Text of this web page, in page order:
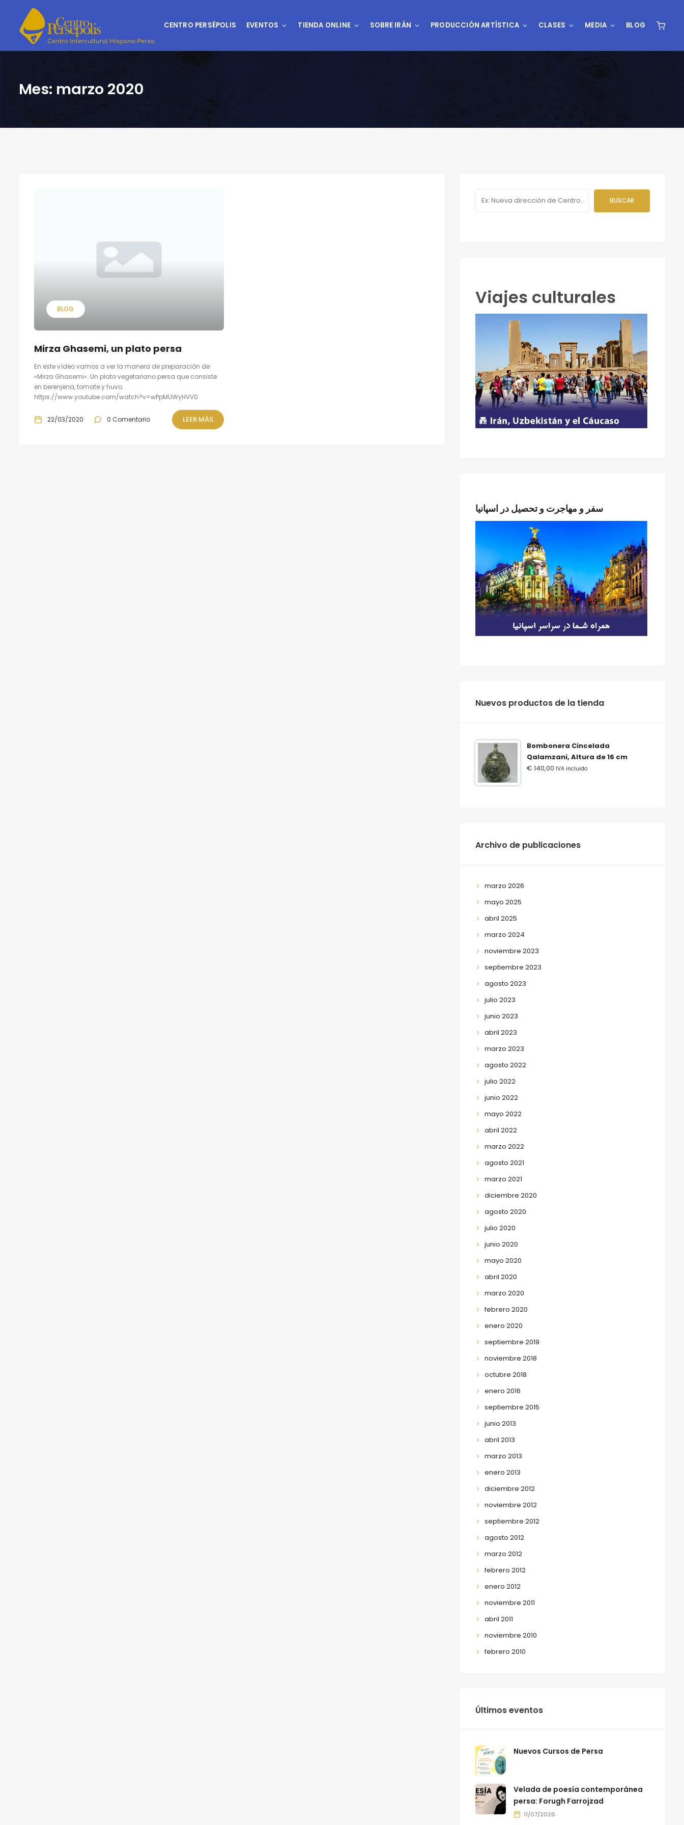
CENTRO PERSÉPOLIS EVENTOS TIENDA ONLINE SOBRE IRÁN PRODUCCIÓN ARTÍSTICA CLASES MEDIA BLOG
Mes: marzo 2020
BLOG
Mirza Ghasemi, un plato persa
En este vídeo vamos a ver la manera de preparación de
«Mirza Ghasemi». Un plato vegetariano persa que consiste
en berenjena, tomate y huvo.
https://www.youtube.com/watch?v=wPpMUWyHVV0
22/03/2020 0 Comentario LEER MÁS
Viajes culturales
سفر و مهاجرت و تحصیل در اسپانیا
‫‪Nuevos‬‬ ‫‪productos‬‬ ‫‪de‬‬ ‫‪la‬‬ ‫‪tienda‬‬
Bombonera Cincelada
Qalamzani, Altura de 16 cm
€ 140,00 IVA incluido
Archivo de publicaciones
marzo 2026
mayo 2025
abril 2025
marzo 2024
noviembre 2023
septiembre 2023
agosto 2023
julio 2023
junio 2023
abril 2023
marzo 2023
agosto 2022
julio 2022
junio 2022
mayo 2022
abril 2022
marzo 2022
agosto 2021
marzo 2021
diciembre 2020
agosto 2020
julio 2020
junio 2020
mayo 2020
abril 2020
marzo 2020
febrero 2020
enero 2020
septiembre 2019
noviembre 2018
octubre 2018
enero 2016
septiembre 2015
junio 2013
abril 2013
marzo 2013
enero 2013
diciembre 2012
noviembre 2012
septiembre 2012
agosto 2012
marzo 2012
febrero 2012
enero 2012
noviembre 2011
abril 2011
noviembre 2010
febrero 2010
Últimos eventos
Nuevos Cursos de Persa
Velada de poesía contemporánea
persa: Forugh Farrojzad
11/07/2026